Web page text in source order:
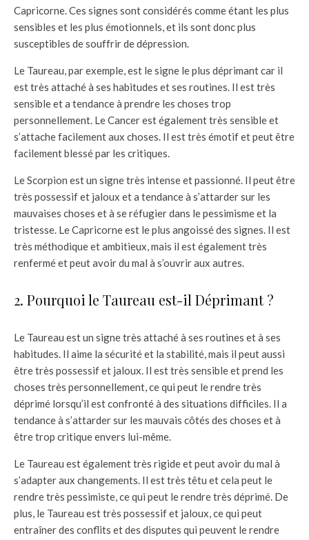
Capricorne. Ces signes sont considérés comme étant les plus
sensibles et les plus émotionnels, et ils sont donc plus
susceptibles de souffrir de dépression.
Le Taureau, par exemple, est le signe le plus déprimant car il
est très attaché à ses habitudes et ses routines. Il est très
sensible et a tendance à prendre les choses trop
personnellement. Le Cancer est également très sensible et
s’attache facilement aux choses. Il est très émotif et peut être
facilement blessé par les critiques.
Le Scorpion est un signe très intense et passionné. Il peut être
très possessif et jaloux et a tendance à s’attarder sur les
mauvaises choses et à se réfugier dans le pessimisme et la
tristesse. Le Capricorne est le plus angoissé des signes. Il est
très méthodique et ambitieux, mais il est également très
renfermé et peut avoir du mal à s’ouvrir aux autres.
2. Pourquoi le Taureau est-il Déprimant ?
Le Taureau est un signe très attaché à ses routines et à ses
habitudes. Il aime la sécurité et la stabilité, mais il peut aussi
être très possessif et jaloux. Il est très sensible et prend les
choses très personnellement, ce qui peut le rendre très
déprimé lorsqu’il est confronté à des situations difficiles. Il a
tendance à s’attarder sur les mauvais côtés des choses et à
être trop critique envers lui-même.
Le Taureau est également très rigide et peut avoir du mal à
s’adapter aux changements. Il est très têtu et cela peut le
rendre très pessimiste, ce qui peut le rendre très déprimé. De
plus, le Taureau est très possessif et jaloux, ce qui peut
entraîner des conflits et des disputes qui peuvent le rendre